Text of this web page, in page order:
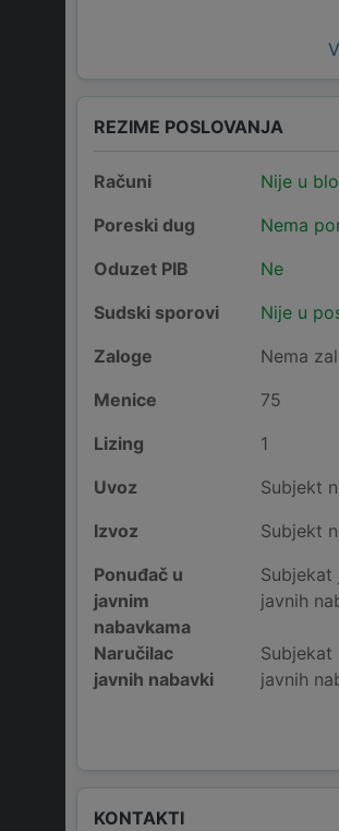
REZIME POSLOVANJA
Računi
Nije u
Poreski dug
Nema
Oduzet PIB
Ne
Sudski sporovi
Nije u
Zaloge
Nema
Menice
75
Lizing
1
Uvoz
Subjekt
Izvoz
Subjekt
Ponuđač u
javnim
nabavkama
Subjekat
javnih
Naručilac
javnih nabavki
Subjekat
javnih
KONTAKTI